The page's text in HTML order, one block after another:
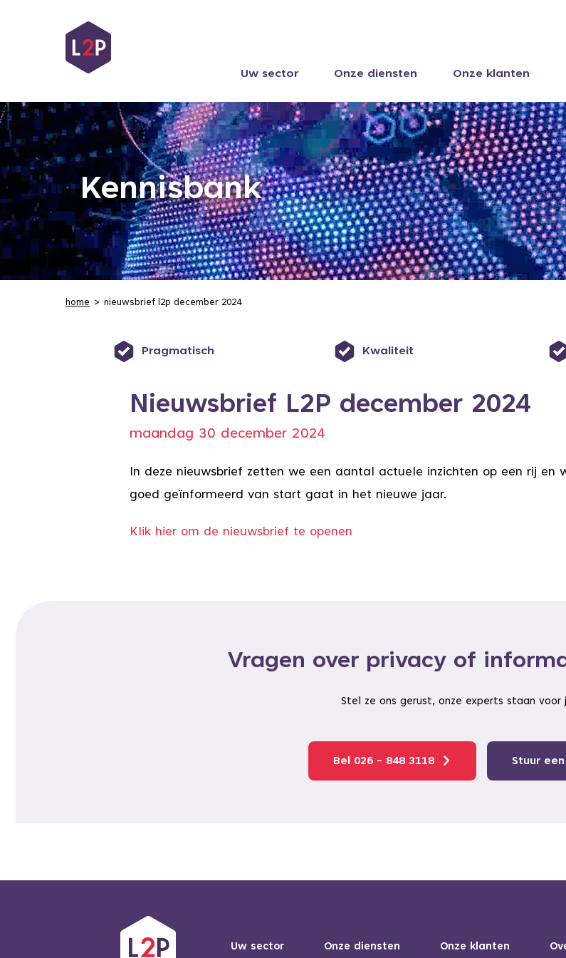
Uw sector Onze diensten Onze klanten
Kennisbank
home nieuwsbrief l2p december 2024
Pragmatisch Kwaliteit
Nieuwsbrief L2P december 2024
maandag 30 december 2024
In deze nieuwsbrief zetten we een aantal actuele inzichten op een rij en
goed geïnformeerd van start gaat in het nieuwe jaar.
Klik hier om de nieuwsbrief te openen
Vragen over privacy of
Stel ze ons gerust, onze experts staan voor
Bel 026 - 848 3118 Stuur
Uw sector Onze diensten Onze klanten